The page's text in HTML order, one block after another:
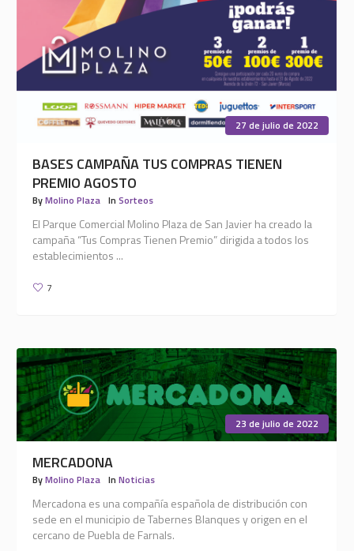
27 de julio de 2022
BASES CAMPAÑA TUS COMPRAS TIENEN
PREMIO AGOSTO
ByMolino Plaza In Sorteos
El Parque Comercial Molino Plaza de San Javier ha creado la
campaña “Tus Compras Tienen Premio” dirigida a todos los
establecimientos ...
7
23 de julio de 2022
MERCADONA
ByMolino Plaza In Noticias
Mercadona es una compañía española de distribución con
sede en el municipio de Tabernes Blanques y origen en el
cercano de Puebla de Farnals.